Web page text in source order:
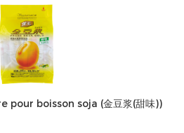
boisson soja (金豆浆(甜味))